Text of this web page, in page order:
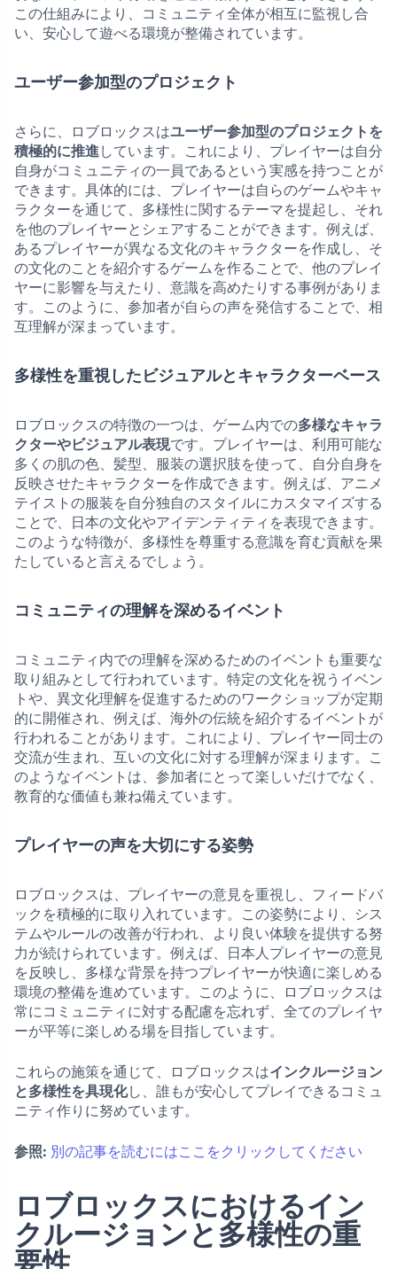
この仕組みにより、コミュニティ全体が相互に監視し合
い、安心して遊べる環境が整備されています。
ユーザー参加型のプロジェクト
さらに、ロブロックスはユーザー参加型のプロジェクトを
積極的に推進しています。これにより、プレイヤーは自分
自身がコミュニティの一員であるという実感を持つことが
できます。具体的には、プレイヤーは自らのゲームやキャ
ラクターを通じて、多様性に関するテーマを提起し、それ
を他のプレイヤーとシェアすることができます。例えば、
あるプレイヤーが異なる文化のキャラクターを作成し、そ
の文化のことを紹介するゲームを作ることで、他のプレイ
ヤーに影響を与えたり、意識を高めたりする事例がありま
す。このように、参加者が自らの声を発信することで、相
互理解が深まっています。
多様性を重視したビジュアルとキャラクターベース
ロブロックスの特徴の一つは、ゲーム内での多様なキャラ
クターやビジュアル表現です。プレイヤーは、利用可能な
多くの肌の色、髪型、服装の選択肢を使って、自分自身を
反映させたキャラクターを作成できます。例えば、アニメ
テイストの服装を自分独自のスタイルにカスタマイズする
ことで、日本の文化やアイデンティティを表現できます。
このような特徴が、多様性を尊重する意識を育む貢献を果
たしていると言えるでしょう。
コミュニティの理解を深めるイベント
コミュニティ内での理解を深めるためのイベントも重要な
取り組みとして行われています。特定の文化を祝うイベン
トや、異文化理解を促進するためのワークショップが定期
的に開催され、例えば、海外の伝統を紹介するイベントが
行われることがあります。これにより、プレイヤー同士の
交流が生まれ、互いの文化に対する理解が深まります。こ
のようなイベントは、参加者にとって楽しいだけでなく、
教育的な価値も兼ね備えています。
プレイヤーの声を大切にする姿勢
ロブロックスは、プレイヤーの意見を重視し、フィードバ
ックを積極的に取り入れています。この姿勢により、シス
テムやルールの改善が行われ、より良い体験を提供する努
力が続けられています。例えば、日本人プレイヤーの意見
を反映し、多様な背景を持つプレイヤーが快適に楽しめる
環境の整備を進めています。このように、ロブロックスは
常にコミュニティに対する配慮を忘れず、全てのプレイヤ
ーが平等に楽しめる場を目指しています。
これらの施策を通じて、ロブロックスはインクルージョン
と多様性を具現化し、誰もが安心してプレイできるコミュ
ニティ作りに努めています。
参照: 別の記事を読むにはここをクリックしてください
ロブロックスにおけるイン
クルージョンと多様性の重